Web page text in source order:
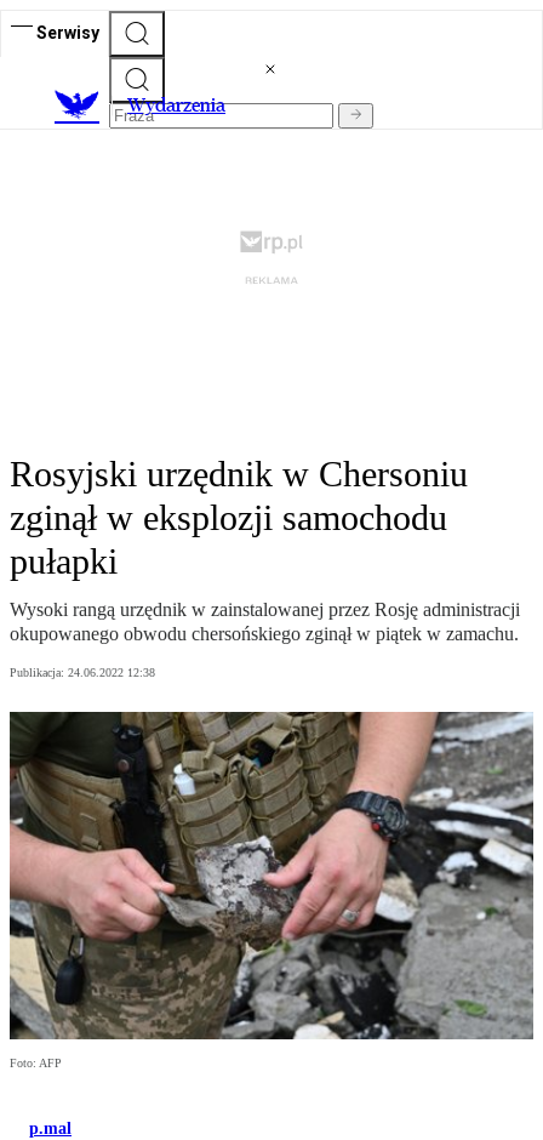
Serwisy
Wydarzenia
Rosyjski urzędnik w Chersoniu
zginął w eksplozji samochodu
pułapki
Wysoki rangą urzędnik w zainstalowanej przez Rosję administracji
okupowanego obwodu chersońskiego zginął w piątek w zamachu.
Publikacja: 24.06.2022 12:38
Foto: AFP
p.mal